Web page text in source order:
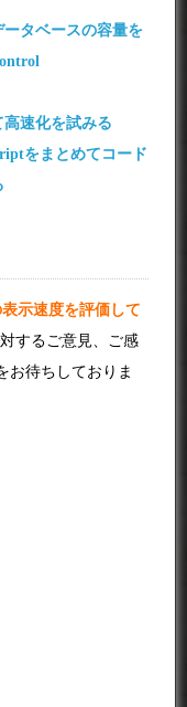
タベースの容量を
速化を試みる
をまとめてコード
示速度を評価して
するご意見、ご感
お待ちしておりま